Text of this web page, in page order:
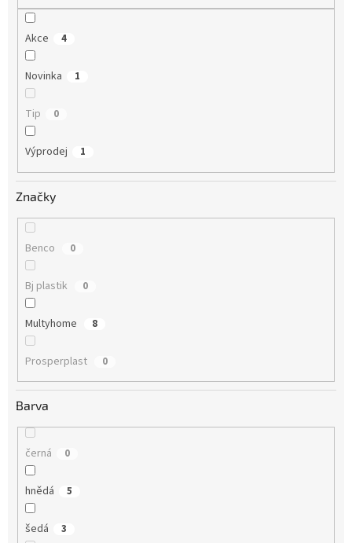
Akce 4
Novinka 1
Tip 0
Výprodej 1
Značky
Benco 0
Bj plastik 0
Multyhome 8
Prosperplast 0
Barva
černá 0
hnědá 5
šedá 3